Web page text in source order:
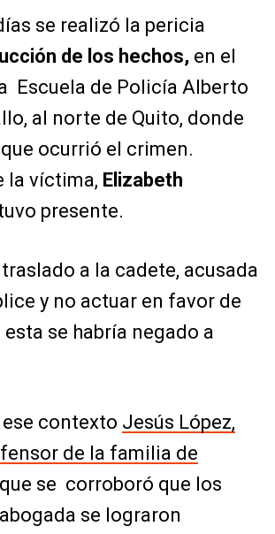
se realizó la pericia
de los hechos, en el
Escuela de Policía Alberto
al norte de Quito, donde
ocurrió el crimen.
la víctima, Elizabeth
presente.
a la cadete, acusada
y no actuar en favor de
esta se habría negado a
contexto Jesús López,
de la familia de
se corroboró que los
se lograron